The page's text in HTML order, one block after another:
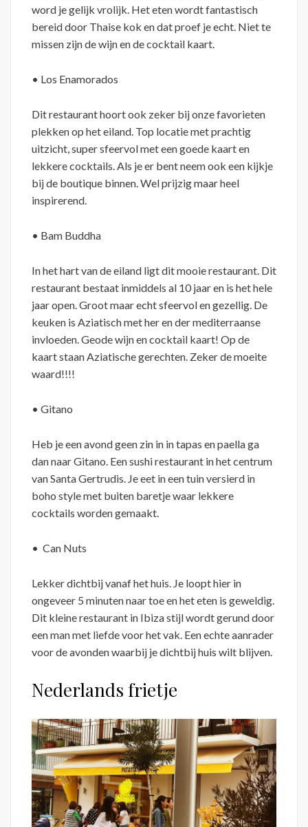
word je gelijk vrolijk. Het eten wordt fantastisch
bereid door Thaise kok en dat proef je echt. Niet te
missen zijn de wijn en de cocktail kaart.
• Los Enamorados
Dit restaurant hoort ook zeker bij onze favorieten
plekken op het eiland. Top locatie met prachtig
uitzicht, super sfeervol met een goede kaart en
lekkere cocktails. Als je er bent neem ook een kijkje
bij de boutique binnen. Wel prijzig maar heel
inspirerend.
• Bam Buddha
In het hart van de eiland ligt dit mooie restaurant. Dit
restaurant bestaat inmiddels al 10 jaar en is het hele
jaar open. Groot maar echt sfeervol en gezellig. De
keuken is Aziatisch met her en der mediterraanse
invloeden. Geode wijn en cocktail kaart! Op de
kaart staan Aziatische gerechten. Zeker de moeite
waard!!!!
• Gitano
Heb je een avond geen zin in in tapas en paella ga
dan naar Gitano. Een sushi restaurant in het centrum
van Santa Gertrudis. Je eet in een tuin versierd in
boho style met buiten baretje waar lekkere
cocktails worden gemaakt.
• Can Nuts
Lekker dichtbij vanaf het huis. Je loopt hier in
ongeveer 5 minuten naar toe en het eten is geweldig.
Dit kleine restaurant in Ibiza stijl wordt gerund door
een man met liefde voor het vak. Een echte aanrader
voor de avonden waarbij je dichtbij huis wilt blijven.
Nederlands frietje